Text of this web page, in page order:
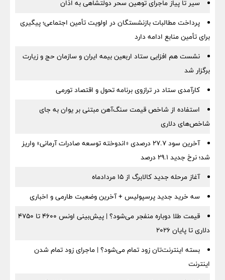
سیر تا پیاز ماجرای توهین سحر دولتشاهی به اذان
پرداخت مطالبات بازنشستگان در اولویت تأمین اجتماعی؛ پیگیری
برای تأمین منابع ادامه دارد
نشست هم افزایی ستاد اربعین بیمه ایران و سازمان حج و زیارت
برگزار شد
کارآمدی ستاد در ترازوی برنامه تحول و اقتصاد تورمی
استفاده از شاخص قیمت سنگ‌آهن مبتنی بر یوان به جای
شاخص‌های دلاری
آخرین سود ۲۷.۷ درصدی «اندوخته توسعه صادرات آرمانی» واریز
شد؛ نرخ جدید ۲۹.۱ درصد
آغاز مرحله جدید کالابرگ از ۱۵ مردادماه
سه خرید جدید پرسپولیس + آخرین وضعیت طارمی و اخباری
قیمت طلا دوباره منفجر می‌شود؟ | پیش‌بینی اونس ۴۶۰۰ تا ۴۷۵۰
دلاری تا پایان ۲۰۲۶
بسته اینترنت‌تان زود تمام می‌شود؟ | ماجرای زود تمام شدن
اینترنت